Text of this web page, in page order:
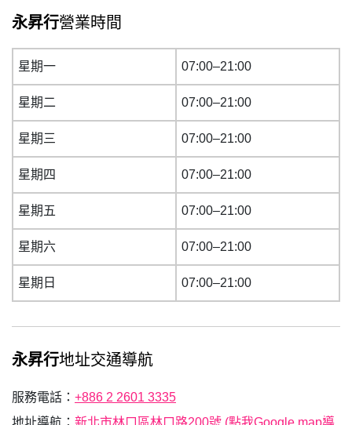
永昇行營業時間
星期一 07:00–21:00
星期二 07:00–21:00
星期三 07:00–21:00
星期四 07:00–21:00
星期五 07:00–21:00
星期六 07:00–21:00
星期日 07:00–21:00
永昇行地址交通導航
服務電話： +886 2 2601 3335
地址導航： 新北市林口區林口路200號 (點我Google map導